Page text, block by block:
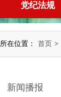
党纪法规
所在位置： 首页 >
新闻播报